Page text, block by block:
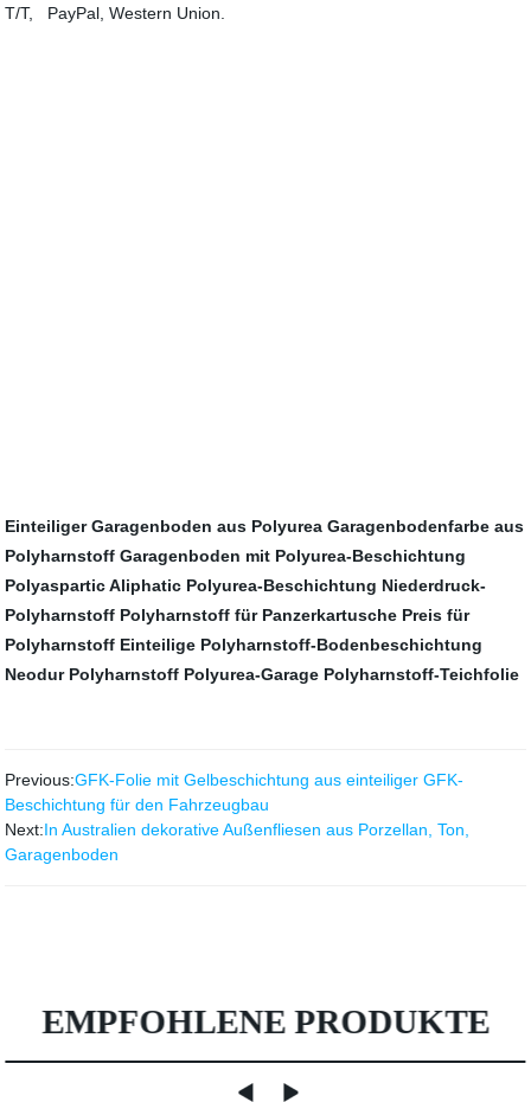
T/T, PayPal, Western Union.
Einteiliger Garagenboden aus Polyurea Garagenbodenfarbe aus
Polyharnstoff Garagenboden mit Polyurea-Beschichtung
Polyaspartic Aliphatic Polyurea-Beschichtung Niederdruck-
Polyharnstoff Polyharnstoff für Panzerkartusche Preis für
Polyharnstoff Einteilige Polyharnstoff-Bodenbeschichtung
Neodur Polyharnstoff Polyurea-Garage Polyharnstoff-Teichfolie
Previous:GFK-Folie mit Gelbeschichtung aus einteiliger GFK-
Beschichtung für den Fahrzeugbau
Next:In Australien dekorative Außenfliesen aus Porzellan, Ton,
Garagenboden
EMPFOHLENE PRODUKTE